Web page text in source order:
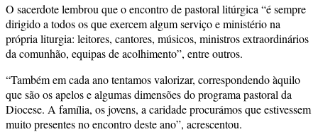
O sacerdote lembrou que o encontro de pastoral litúrgica “é sempre
dirigido a todos os que exercem algum serviço e ministério na
própria liturgia: leitores, cantores, músicos, ministros extraordinários
da comunhão, equipas de acolhimento”, entre outros.
“Também em cada ano tentamos valorizar, correspondendo àquilo
que são os apelos e algumas dimensões do programa pastoral da
Diocese. A família, os jovens, a caridade procurámos que estivessem
muito presentes no encontro deste ano”, acrescentou.